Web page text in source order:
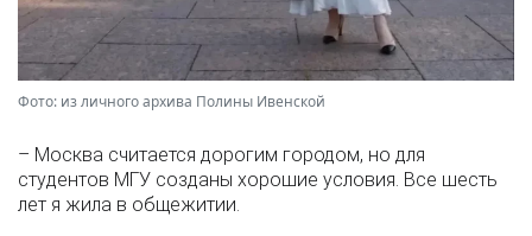
Фото: из личного архива Полины Ивенской
– Москва считается дорогим городом, но для
студентов МГУ созданы хорошие условия. Все шесть
лет я жила в общежитии.